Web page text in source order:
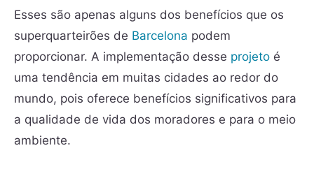
Esses são apenas alguns dos benefícios que os
superquarteirões de Barcelona podem
proporcionar. A implementação desse projeto é
uma tendência em muitas cidades ao redor do
mundo, pois oferece benefícios significativos para
a qualidade de vida dos moradores e para o meio
ambiente.